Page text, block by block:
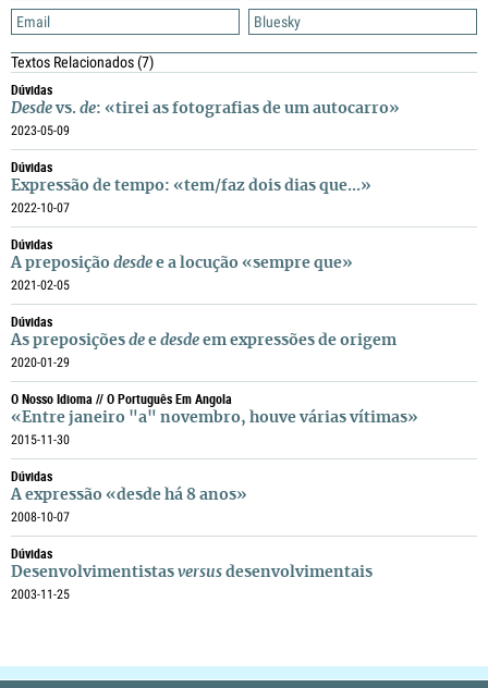
Email
Bluesky
Textos Relacionados(7)
Dúvidas
Desde vs. de: «tirei as fotografias de um autocarro»
2023-05-09
Dúvidas
Expressão de tempo: «tem/faz dois dias que...»
2022-10-07
Dúvidas
A preposição desde e a locução «sempre que»
2021-02-05
Dúvidas
As preposições de e desde em expressões de origem
2020-01-29
O Nosso Idioma // O Português Em Angola
«Entre janeiro "a" novembro, houve várias vítimas»
2015-11-30
Dúvidas
A expressão «desde há 8 anos»
2008-10-07
Dúvidas
Desenvolvimentistas versus desenvolvimentais
2003-11-25